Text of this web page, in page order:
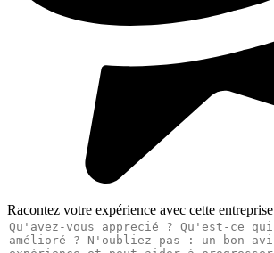
Racontez votre expérience avec cette entreprise